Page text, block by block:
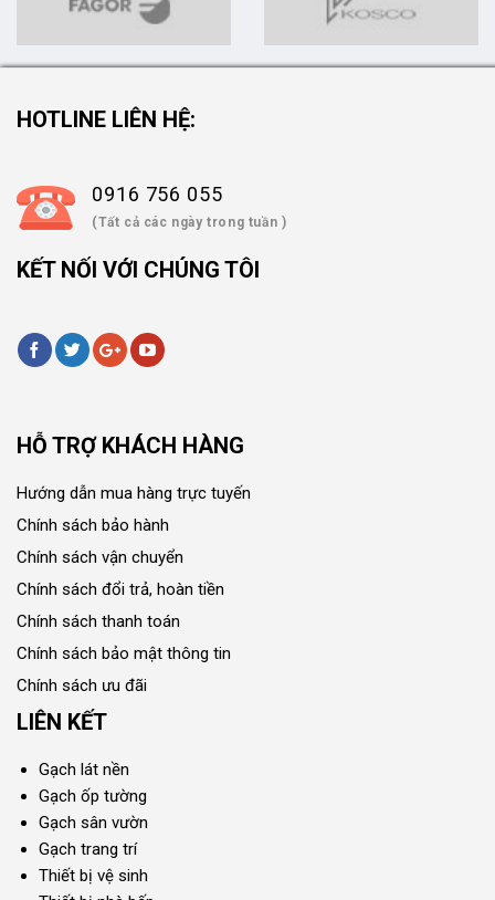
HOTLINE LIÊN HỆ:
0916 756 055
(Tất cả các ngày trong tuần )
KẾT NỐI VỚI CHÚNG TÔI
HỖ TRỢ KHÁCH HÀNG
Hướng dẫn mua hàng trực tuyến
Chính sách bảo hành
Chính sách vận chuyển
Chính sách đổi trả, hoàn tiền
Chính sách thanh toán
Chính sách bảo mật thông tin
Chính sách ưu đãi
LIÊN KẾT
Gạch lát nền
Gạch ốp tường
Gạch sân vườn
Gạch trang trí
Thiết bị vệ sinh